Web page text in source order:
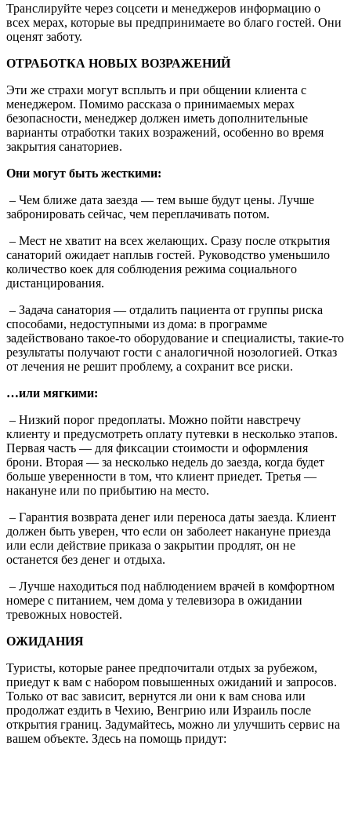
Транслируйте через соцсети и менеджеров информацию о
всех мерах, которые вы предпринимаете во благо гостей. Они
оценят заботу.
ОТРАБОТКА НОВЫХ ВОЗРАЖЕНИЙ
Эти же страхи могут всплыть и при общении клиента с
менеджером. Помимо рассказа о принимаемых мерах
безопасности, менеджер должен иметь дополнительные
варианты отработки таких возражений, особенно во время
закрытия санаториев.
Они могут быть жесткими:
– Чем ближе дата заезда — тем выше будут цены. Лучше
забронировать сейчас, чем переплачивать потом.
– Мест не хватит на всех желающих. Сразу после открытия
санаторий ожидает наплыв гостей. Руководство уменьшило
количество коек для соблюдения режима социального
дистанцирования.
– Задача санатория — отдалить пациента от группы риска
способами, недоступными из дома: в программе
задействовано такое-то оборудование и специалисты, такие-то
результаты получают гости с аналогичной нозологией. Отказ
от лечения не решит проблему, а сохранит все риски.
…или мягкими:
– Низкий порог предоплаты. Можно пойти навстречу
клиенту и предусмотреть оплату путевки в несколько этапов.
Первая часть — для фиксации стоимости и оформления
брони. Вторая — за несколько недель до заезда, когда будет
больше уверенности в том, что клиент приедет. Третья —
накануне или по прибытию на место.
– Гарантия возврата денег или переноса даты заезда. Клиент
должен быть уверен, что если он заболеет накануне приезда
или если действие приказа о закрытии продлят, он не
останется без денег и отдыха.
– Лучше находиться под наблюдением врачей в комфортном
номере с питанием, чем дома у телевизора в ожидании
тревожных новостей.
ОЖИДАНИЯ
Туристы, которые ранее предпочитали отдых за рубежом,
приедут к вам с набором повышенных ожиданий и запросов.
Только от вас зависит, вернутся ли они к вам снова или
продолжат ездить в Чехию, Венгрию или Израиль после
открытия границ. Задумайтесь, можно ли улучшить сервис на
вашем объекте. Здесь на помощь придут: